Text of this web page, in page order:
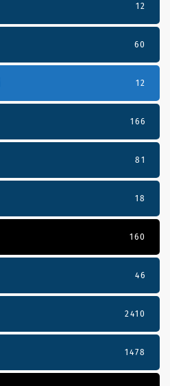
12
60
12
166
81
18
160
46
2410
1478